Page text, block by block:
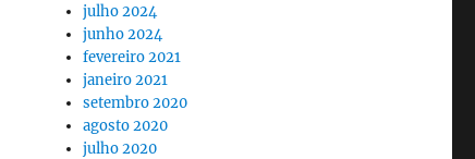
julho 2024
junho 2024
fevereiro 2021
janeiro 2021
setembro 2020
agosto 2020
julho 2020